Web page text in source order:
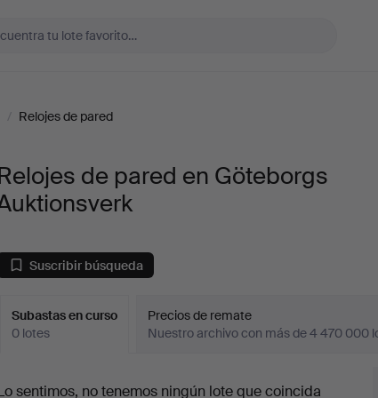
/ Relojes de pared
de pared en Göteborgs
Suscribir búsqueda
Subastas en curso
0 lotes
Precios de remate
Nuestro archivo con más de 4 470 000
sentimos, no tenemos ningún lote que coincida